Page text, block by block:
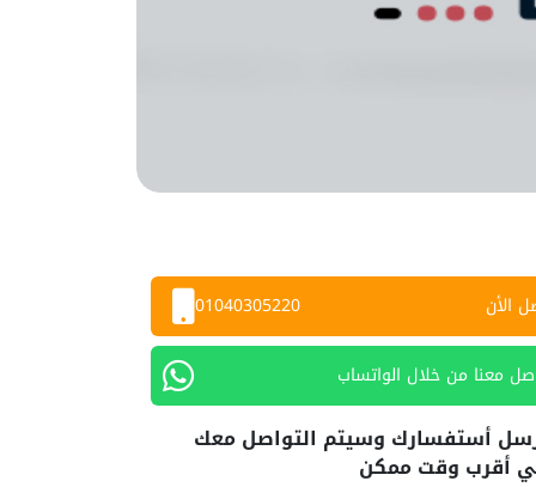
الأن 01040305220
معنا من خلال الواتساب
أستفسارك وسيتم التواصل معك
أقرب وقت ممكن